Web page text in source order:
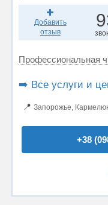
Добавить
отзыв
Профессиональная
➡️ Все услуги и
📍 Запорожье,
+38